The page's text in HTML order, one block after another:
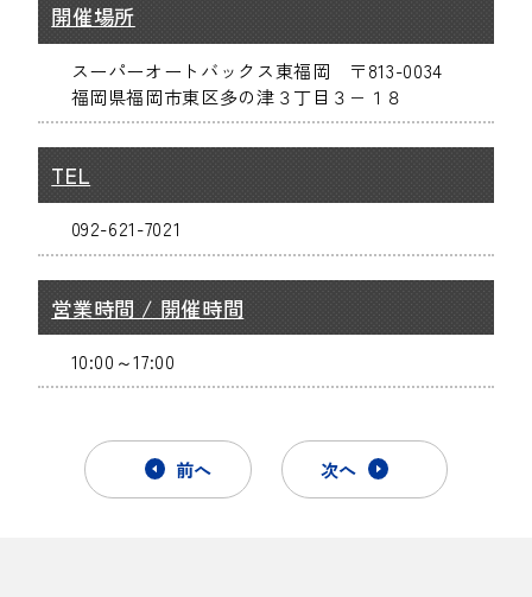
開催場所
スーパーオートバックス東福岡 〒813-0034
福岡県福岡市東区多の津３丁目３−１８
TEL
092-621-7021
営業時間 / 開催時間
10:00～17:00
前へ 次へ